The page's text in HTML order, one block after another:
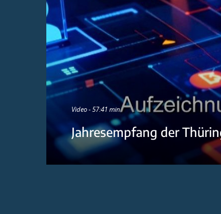
Video - 57:41 min
Jahresempfang der